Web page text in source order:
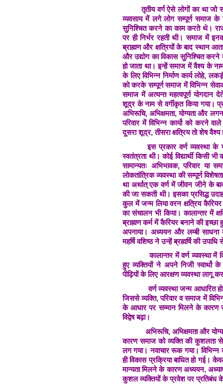
तृतीय वर्ग ऐसे लोगों का था जो
व्यवसाय में लगे लोग सम्पूर्ण समाज
सुनिश्चित करने का काम करते थे।
पर ही निर्भर रहती थी। समाज में
ब्राह्मण और क्षत्रियों के बाद स्थान
और उद्योग का विकास सुनिश्चित करने
हो जाता था। इन्हें समाज में वैश्य के
के लिए विभिन्न निर्माण कार्य लोहे,
को करके सम्पूर्ण समाज में विभिन्न
समाज में अत्यन्त महत्वपूर्ण योगदान
शूद्र के नाम से वर्गीकृत किया गया।
अभिरूचि, अभिक्षमता, योग्यता और
परिवार में विभिन्न कार्यो को करने
दूसरा शूद्र, तीसरा क्षत्रिय तो शेष
इस प्रकार वर्ण व्यवस्था के
स्वतंत्रता थी। कोई विद्यार्थी किसी
सामान्यतः अभिभावक, परिवार या
लोकतांत्रिक व्यवस्था की सम्पूर्ण
था अर्थात् एक वर्ण में जीवन जीने के
की जा सकती थी। इसका प्रसिद्ध
कुल में जन्म लिया वरन क्षत्रिय
का संचालन भी किया। कालान्तर में
ब्राह्मण कर्म में कैरियर बनाने की इच्छा
अपनाया। अध्ययन और लम्बी
महर्षि वशिष्ठ ने उन्हें ब्रह्मर्षि की
कालान्तर में वर्ण व्यवस्था में
हुए व्यक्तियों ने अपने निजी
पीढ़ियों के लिए आरक्षण व्यवस्था लागू
वर्ण व्यवस्था जन्म आधारित हो
जिससे व्यक्ति, परिवार व समाज में
के आधार पर सम्मान मिलने के कारण
विद्वेष बढ़ा।
अभिरूचि, अभिक्षमता और
कारण समाज को व्यक्ति की कुशलता
लग गया। नवाचार रूक गया।
ही विकास प्रक्रिया बाधित हो गई।
मान्यता मिलने के कारण अध्ययन,
कुशल व्यक्तियों के प्रवेश पर प्रतिबंध